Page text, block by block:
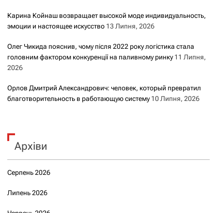
Карина Койнаш возвращает высокой моде индивидуальность,
эмоции и настоящее искусство 13 Липня, 2026
Олег Чикида пояснив, чому після 2022 року логістика стала
головним фактором конкуренції на паливному ринку 11 Липня,
2026
Орлов Дмитрий Александрович: человек, который превратил
благотворительность в работающую систему 10 Липня, 2026
Архіви
Серпень 2026
Липень 2026